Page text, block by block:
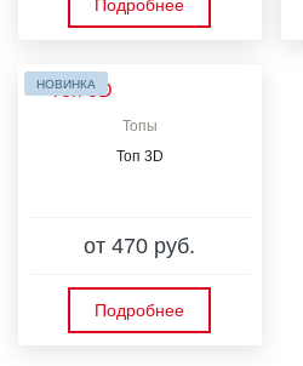
Подробнее
НОВИНКА
Топы
Топ 3D
от 470 руб.
Подробнее